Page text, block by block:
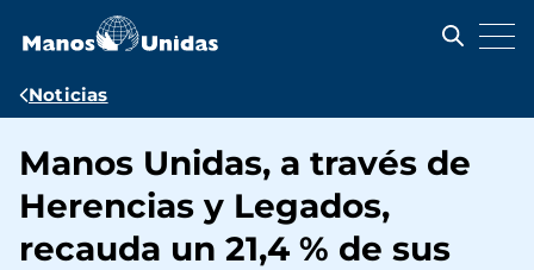
contenido
Ruta
navegación
Noticias
Manos Unidas, a través de
Herencias y Legados,
recauda un 21,4 % de sus